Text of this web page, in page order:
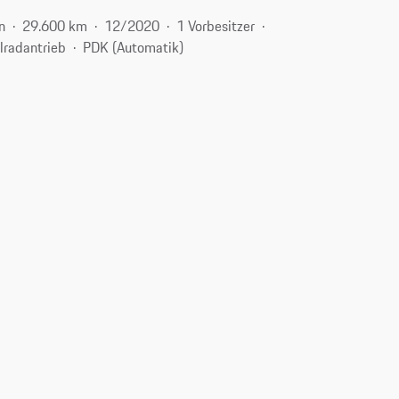
29.600 km 12/2020
1 Vorbesitzer
PDK (Automatik)